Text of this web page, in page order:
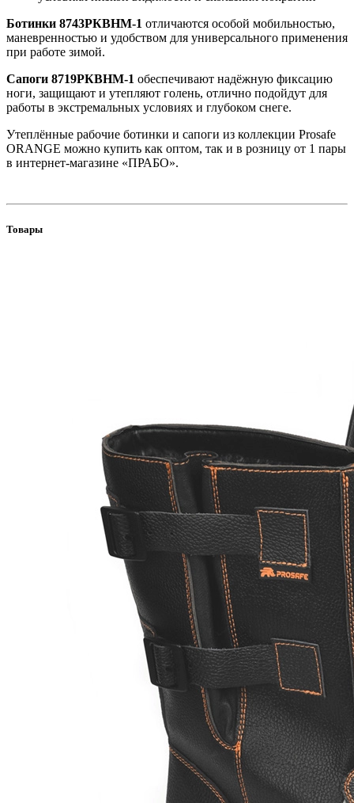
Ботинки 8743РКВНМ-1 отличаются особой мобильностью,
маневренностью и удобством для универсального применения
при работе зимой.
Сапоги 8719РКВНМ-1 обеспечивают надёжную фиксацию
ноги, защищают и утепляют голень, отлично подойдут для
работы в экстремальных условиях и глубоком снеге.
Утеплённые рабочие ботинки и сапоги из коллекции Prosafe
ORANGE можно купить как оптом, так и в розницу от 1 пары
в интернет-магазине «ПРАБО».
Товары